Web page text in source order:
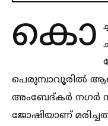
കൊ
പെരുമ്പാവൂരില്‍
അംബേദ്കര്‍ നഗര്‍
ജോഷിയാണ്